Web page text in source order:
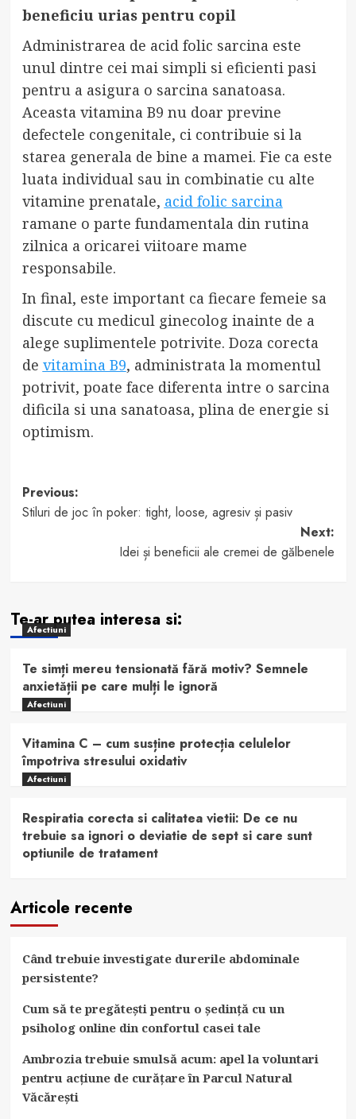
beneficiu urias pentru copil
Administrarea de acid folic sarcina este
unul dintre cei mai simpli si eficienti pasi
pentru a asigura o sarcina sanatoasa.
Aceasta vitamina B9 nu doar previne
defectele congenitale, ci contribuie si la
starea generala de bine a mamei. Fie ca este
luata individual sau in combinatie cu alte
vitamine prenatale, acid folic sarcina
ramane o parte fundamentala din rutina
zilnica a oricarei viitoare mame
responsabile.
In final, este important ca fiecare femeie sa
discute cu medicul ginecolog inainte de a
alege suplimentele potrivite. Doza corecta
de vitamina B9, administrata la momentul
potrivit, poate face diferenta intre o sarcina
dificila si una sanatoasa, plina de energie si
optimism.
Post
navigation
Previous:
Stiluri de joc în poker: tight, loose, agresiv și pasiv
Next:
Idei și beneficii ale cremei de gălbenele
Te-ar putea interesa si:
Afectiuni
Te simți mereu tensionată fără motiv? Semnele
anxietății pe care mulți le ignoră
Afectiuni
Vitamina C – cum susține protecția celulelor
împotriva stresului oxidativ
Afectiuni
Respiratia corecta si calitatea vietii: De ce nu
trebuie sa ignori o deviatie de sept si care sunt
optiunile de tratament
Articole recente
Când trebuie investigate durerile abdominale
persistente?
Cum să te pregătești pentru o ședință cu un
psiholog online din confortul casei tale
Ambrozia trebuie smulsă acum: apel la voluntari
pentru acțiune de curățare în Parcul Natural
Văcărești